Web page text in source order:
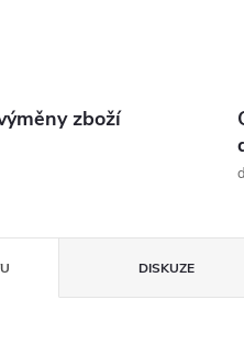
zboží
DISKUZE